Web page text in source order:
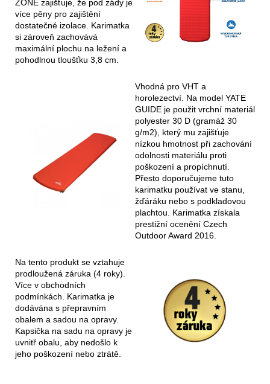
ZONE zajišťuje, že pod zády je
více pěny pro zajištění
dostatečné izolace. Karimatka
si zároveň zachovává
maximální plochu na ležení a
pohodlnou tloušťku 3,8 cm.
Vhodná pro VHT a
horolezectví. Na model YATE
GUIDE je použit vrchní materiál
polyester 30 D (gramáž 30
g/m2), který mu zajišťuje
nízkou hmotnost při zachování
odolnosti materiálu proti
poškození a propíchnutí.
Přesto doporučujeme tuto
karimatku používat ve stanu,
žďáráku nebo s podkladovou
plachtou. Karimatka získala
prestižní ocenění Czech
Outdoor Award 2016.
Na tento produkt se vztahuje
prodloužená záruka (4 roky).
Více v obchodních
podmínkách. Karimatka je
dodávána s přepravním
obalem a sadou na opravy.
Kapsička na sadu na opravy je
uvnitř obalu, aby nedošlo k
jeho poškození nebo ztrátě.